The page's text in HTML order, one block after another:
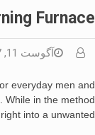
Furnace
آگوست 11, 2017
everyday men and
While in the method
into a unwanted […]